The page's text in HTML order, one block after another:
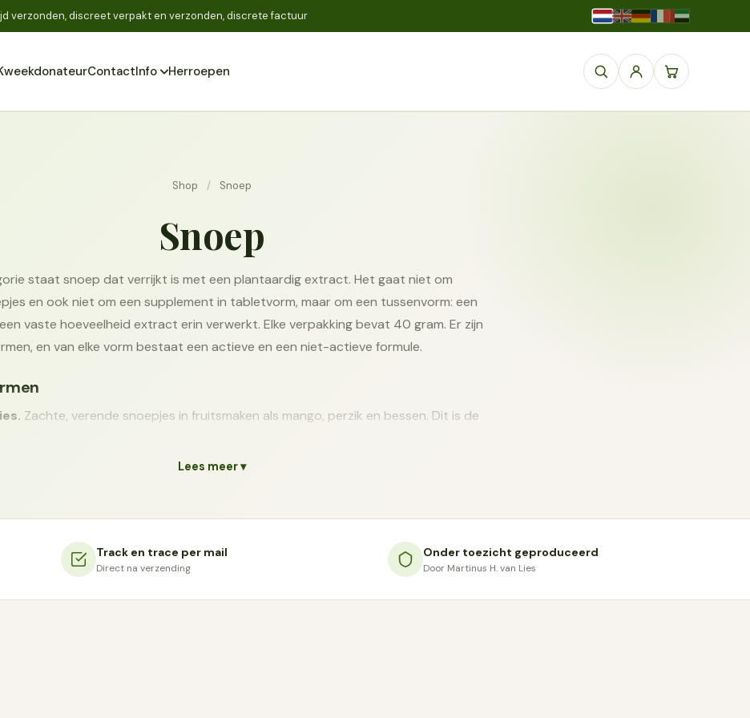
verzonden, discreet verpakt en verzonden, discrete factuur
ContactInfo Herroepen
Shop / Snoep
Snoep
staat snoep dat verrijkt is met een plantaardig extract. Het gaat niet om
en ook niet om een supplement in tabletvorm, maar om een tussenvorm: een
vaste hoeveelheid extract erin verwerkt. Elke verpakking bevat 40 gram. Er zijn
en van elke vorm bestaat een actieve en een niet-actieve formule.
Zachte, verende snoepjes in fruitsmaken als mango, perzik en bessen. Dit is de
Een staaf zoute drop van 40 gram. Je hoeft de staaf niet in een keer te
De klassieke colavorm met een zure buitenlaag.
gemaakt zijn
plantaardig. Er zitten geen kunstmatige kleurstoffen of conserveermiddelen in.
Lees meer ▾
Track en trace per mail
Direct na verzending
Onder toezicht geproduceerd
Door Martinus H. van Lies